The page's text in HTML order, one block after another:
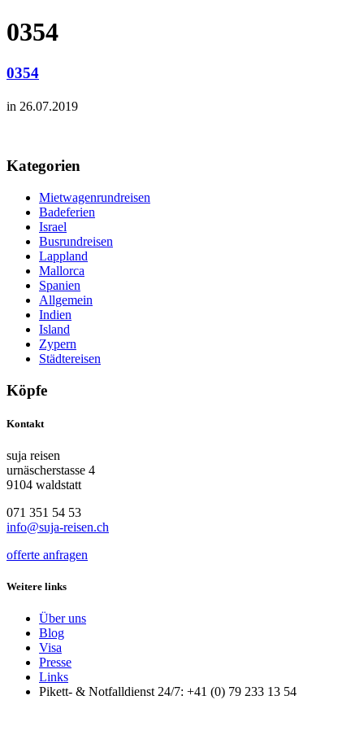
0354
0354
in 26.07.2019
Kategorien
Mietwagenrundreisen
Badeferien
Israel
Busrundreisen
Lappland
Mallorca
Spanien
Allgemein
Indien
Island
Zypern
Städtereisen
Köpfe
Kontakt
suja reisen
urnäscherstasse 4
9104 waldstatt
071 351 54 53
info@suja-reisen.ch
offerte anfragen
Weitere links
Über uns
Blog
Visa
Presse
Links
Pikett- & Notfalldienst 24/7: +41 (0) 79 233 13 54